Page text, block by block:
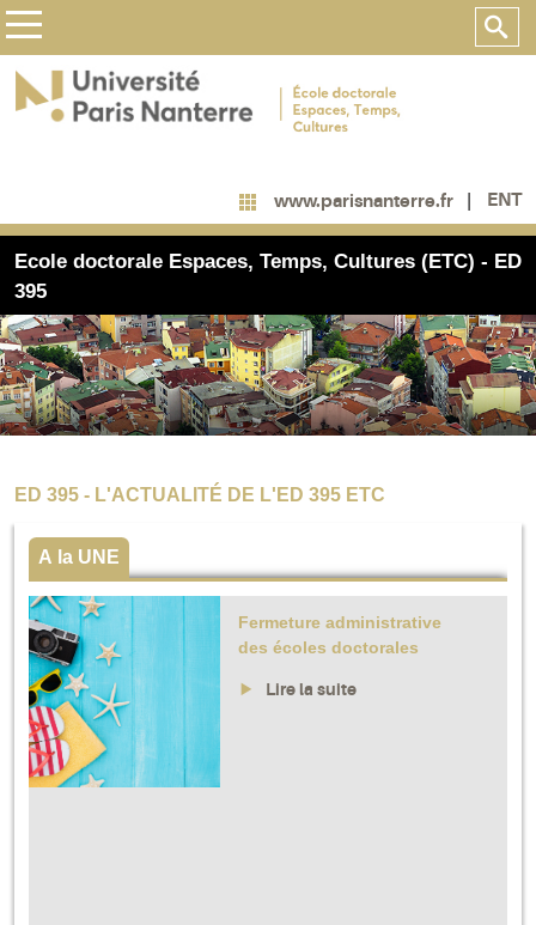
www.parisnanterre.fr ENT
Ecole doctorale Espaces, Temps, Cultures (ETC) - ED
395
ED 395 - L'ACTUALITÉ DE L'ED 395 ETC
A la UNE
Fermeture administrative
des écoles doctorales
Lire la suite